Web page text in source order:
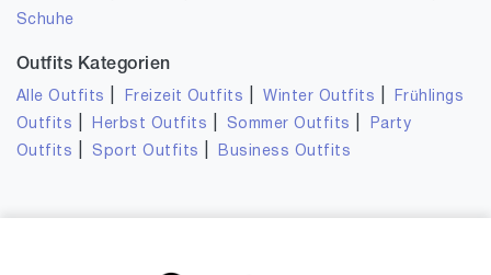
Schuhe
Outfits Kategorien
Alle Outfits Freizeit Outfits |Winter Outfits
Frühlings
Outfits
Herbst Outfits Sommer Outfits
Party
Outfits
Sport Outfits Business Outfits